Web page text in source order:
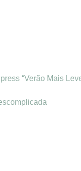
“Verão Mais